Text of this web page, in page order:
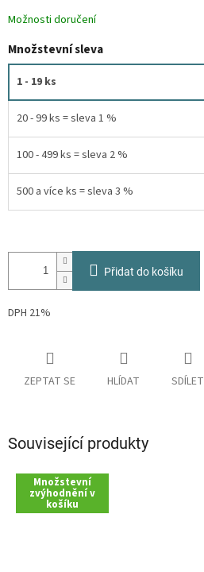
Možnosti doručení
Množstevní sleva
1 - 19 ks
20 - 99 ks = sleva 1 %
100 - 499 ks = sleva 2 %
500 a více ks = sleva 3 %
Přidat do košíku
DPH 21%
ZEPTAT SE HLÍDAT SDÍLET
Související produkty
Množstevní
zvýhodnění v
košíku